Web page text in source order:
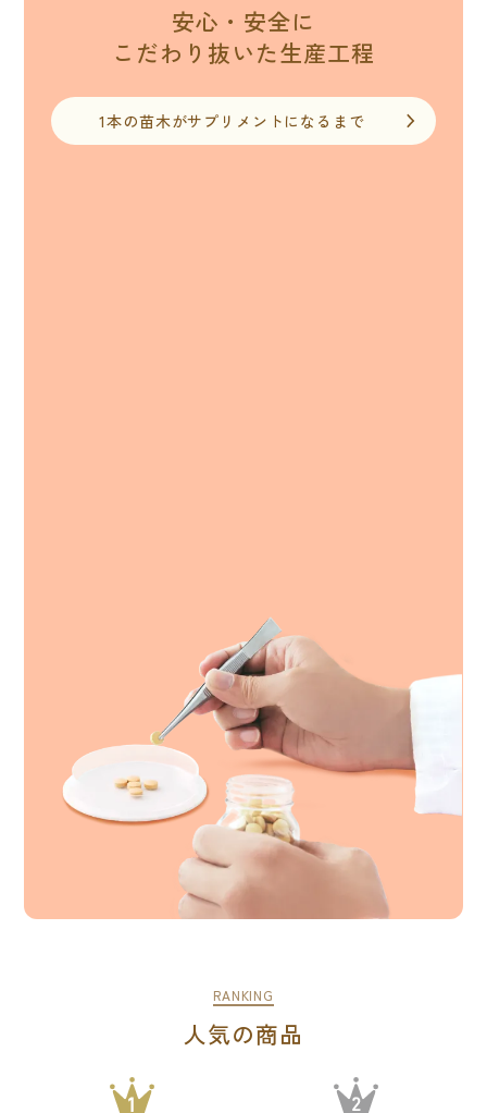
安心・安全に
こだわり抜いた生産工程
1本の苗木がサプリメントになるまで
RANKING
人気の商品